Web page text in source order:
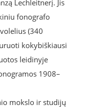
Lechleitnerį. Jis
fonografo
(340
kokybiškiausi
leidinyje
1908–
mokslo ir studijų